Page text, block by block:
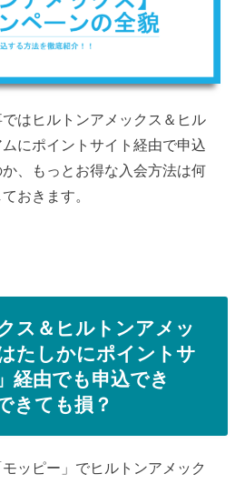
はヒルトンアメックス＆ヒル
にポイントサイト経由で申込
、もっとお得な入会方法は何
おきます。
ス＆ヒルトンアメッ
たしかにポイントサ
経由でも申込でき
きても損？
ッピー」でヒルトンアメック